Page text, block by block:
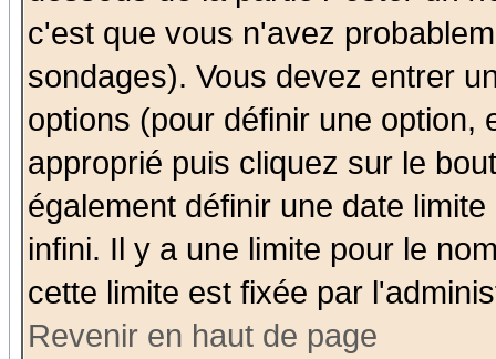
c'est que vous n'avez
sondages). Vous devez entrer
options (pour définir une option,
approprié puis cliquez sur le
également définir une date
infini. Il y a une limite pour le
cette limite est fixée par
Revenir en haut de page